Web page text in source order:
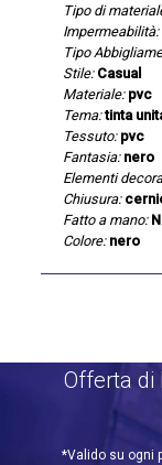
Tipo di
Impermeabilità:
Tipo
Stile: Casual
Materiale: pvc
Tema: tinta
Tessuto: pvc
Fantasia: nero
Elementi
Chiusura:
Fatto a mano:
Colore: nero
Offerta di
*Valido su ogni